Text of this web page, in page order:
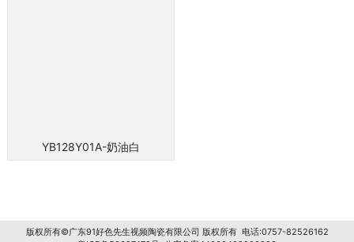
YB128Y01A-奶油白
版权所有©广东91好色先生视频陶瓷有限公司 版权所有 电话:0757-82526162